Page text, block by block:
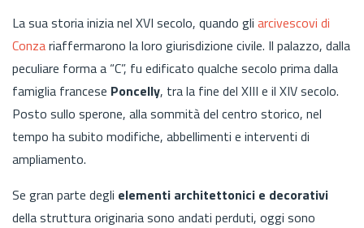
La sua storia inizia nel XVI secolo, quando gli arcivescovi di
Conzariaffermarono la loro giurisdizione civile. Il palazzo, dalla
peculiare forma a “C”, fu edificato qualche secolo prima dalla
famiglia francese Poncelly, tra la fine del XIII e il XIV secolo.
Posto sullo sperone, alla sommità del centro storico, nel
tempo ha subito modifiche, abbellimenti e interventi di
ampliamento.
Se gran parte degli elementi architettonici e decorativi
della struttura originaria sono andati perduti, oggi sono